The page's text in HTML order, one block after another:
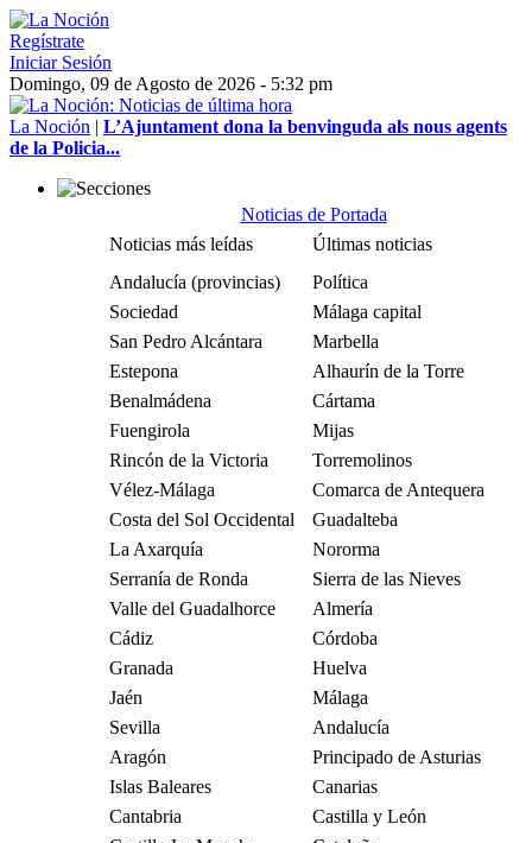
Regístrate
Iniciar Sesión
Domingo, 09 de Agosto de 2026 - 5:32 pm
La Noción | L’Ajuntament dona la benvinguda als nous agents
de la Policia...
Noticias de Portada
Noticias más leídas
Últimas noticias
Andalucía (provincias)
Política
Sociedad
Málaga capital
San Pedro Alcántara
Marbella
Estepona
Alhaurín de la Torre
Benalmádena
Cártama
Fuengirola
Mijas
Rincón de la Victoria
Torremolinos
Vélez-Málaga
Comarca de Antequera
Costa del Sol Occidental
Guadalteba
La Axarquía
Nororma
Serranía de Ronda
Sierra de las Nieves
Valle del Guadalhorce
Almería
Cádiz
Córdoba
Granada
Huelva
Jaén
Málaga
Sevilla
Andalucía
Aragón
Principado de Asturias
Islas Baleares
Canarias
Cantabria
Castilla y León